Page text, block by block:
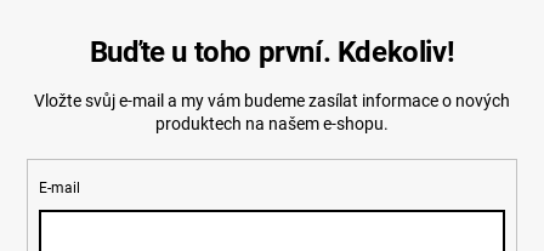
Buďte u toho první. Kdekoliv!
Vložte svůj e-mail a my vám budeme zasílat informace o nových
produktech na našem e-shopu.
E-mail